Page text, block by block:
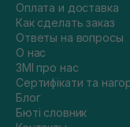
Оплата и доставка
Как сделать заказ
Ответы на вопросы
О нас
ЗМІ про нас
Сертифікати та
Блог
Бюті словник